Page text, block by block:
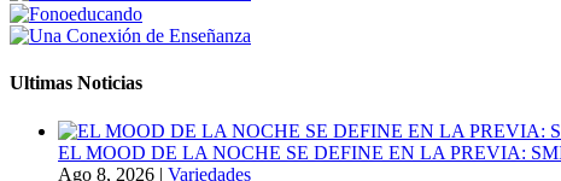
Ultimas Noticias
EL MOOD DE LA NOCHE SE DEFINE EN LA PREVIA:
Ago 8, 2026 | Variedades